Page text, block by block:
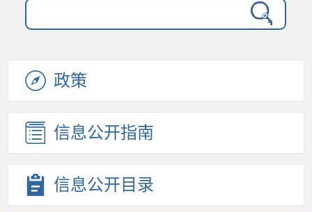
政策
信息公开指南
信息公开 目录